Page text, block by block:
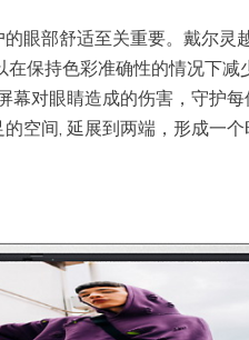
眼部舒适至关重要。戴尔灵
保持色彩准确性的情况下减
对眼睛造成的伤害，守护每
空间, 延展到两端，形成一个